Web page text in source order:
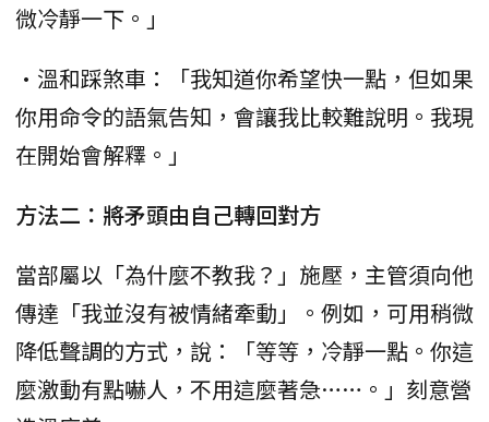
微冷靜一下。」
•溫和踩煞車：「我知道你希望快一點，但如果
你用命令的語氣告知，會讓我比較難說明。我現
在開始會解釋。」
方法二：將矛頭由自己轉回對方
當部屬以「為什麼不教我？」施壓，主管須向他
傳達「我並沒有被情緒牽動」。例如，可用稍微
降低聲調的方式，說：「等等，冷靜一點。你這
麼激動有點嚇人，不用這麼著急……。」刻意營